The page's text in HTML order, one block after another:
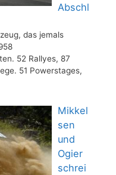
Abschl
das jemals
52 Rallyes, 87
51 Powerstages,
Mikkel
sen
und
Ogier
schrei